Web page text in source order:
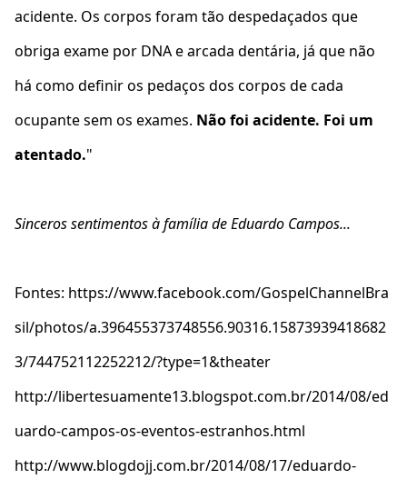
acidente. Os corpos foram tão despedaçados que
obriga exame por DNA e arcada dentária, já que não
há como definir os pedaços dos corpos de cada
ocupante sem os exames. Não foi acidente. Foi um
atentado."
Sinceros sentimentos à família de Eduardo Campos...
Fontes: https://www.facebook.com/GospelChannelBra
sil/photos/a.396455373748556.90316.15873939418682
3/744752112252212/?type=1&theater
http://libertesuamente13.blogspot.com.br/2014/08/ed
uardo-campos-os-eventos-estranhos.html
http://www.blogdojj.com.br/2014/08/17/eduardo-